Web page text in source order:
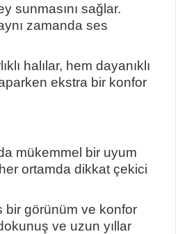
sunmasını sağlar.
zamanda ses
halılar, hem dayanıklı
ekstra bir konfor
mükemmel bir uyum
ortamda dikkat çekici
bir görünüm ve konfor
ve uzun yıllar